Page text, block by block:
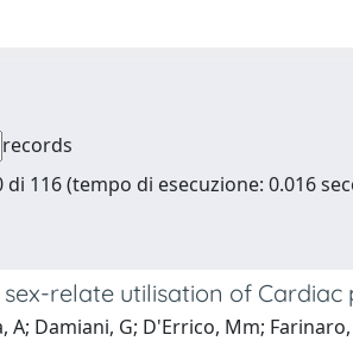
records
di 116 (tempo di esecuzione: 0.016
relate utilisation of
A; Damiani, G; D'Errico, Mm;